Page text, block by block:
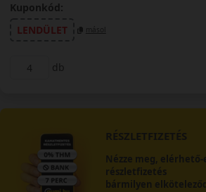
Kuponkód:
LENDÜLET
másol
db
RÉSZLETFIZETÉS
Nézze meg, elérhető-
részletfizetés
bármilyen